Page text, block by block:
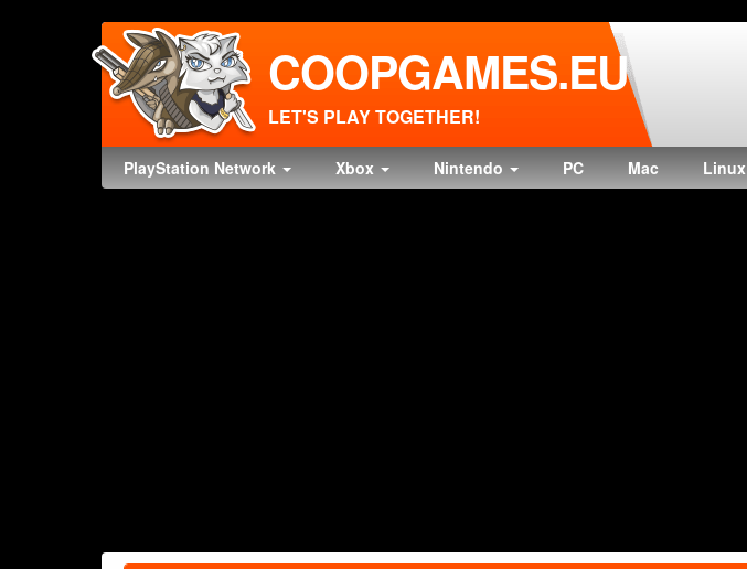
COOPGAMES.EU
LET'S PLAY TOGETHER!
PlayStation Network Xbox Nintendo PC Mac Linux